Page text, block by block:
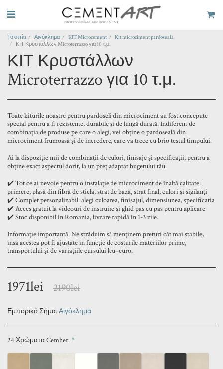
Το σπίτι Αιγόκλημα KIT Microcement
Kit microciment pardoseală
ΚΙΤ Κρυστάλλων Microterrazzo για 10 τ.μ.
ΚΙΤ Κρυστάλλων
Microterrazzo για 10 τ.μ.
Toate kiturile noastre pentru pardoseli din microciment au fost concepute
special pentru a fi rezistente, durabile și de lungă durată. Indiferent de
combinația de produse pe care o alegi, vei obține o pardoseală din
microciment frumoasă și de încredere, care va trece cu brio testul timpului.
Ai la dispoziție mii de combinații de culori, finisaje și specificații, pentru a
obține exact aspectul dorit, la un preț adaptat bugetului tău.
✔️ Tot ce ai nevoie pentru o instalație de microciment de înaltă calitate:
primere, plasă din fibră de sticlă, strat de bază, strat final, culori și sigilanți
✔️ Complet personalizabil: alegi culoarea, finisajul, dimensiunea, specificația
✔️ Acces gratuit la videouri de instruire și ghid pas cu pas pentru aplicare
✔️ Stoc disponibil în Romania, livrare rapidă în 1-3 zile.
Informație importantă: Ne străduim să menținem prețuri cât mai stabile,
însă acestea pot fi ajustate în funcție de costurile materiilor prime,
transportului și de variațiile cursului leu–euro.
1971lei 2190lei
Εμπορικό Σήμα:Αιγόκλημα
24 Χρώματα Cemher:*